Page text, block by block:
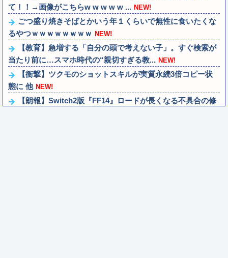
て！！→画像がこちらw w w w w ... NEW!
ごつ盛り焼きそばとかいう年１くらいで無性に食いたくな
るやつｗｗｗｗｗｗｗｗ NEW!
【教育】急増する「自分の頭で考えない子」。すぐ検索が
当たり前に…スマホ時代の“親切すぎる教... NEW!
【衝撃】ツクモのショットスキルが実質永続3倍コピー状
態に 他 NEW!
【朗報】Switch2版『FF14』ロードが長くなる不具合の修